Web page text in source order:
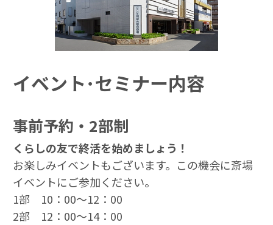
イベント･セミナー内容
事前予約・2部制
くらしの友で終活を始めましょう！
お楽しみイベントもございます。この機会に斎場
イベントにご参加ください。
1部 10：00～12：00
2部 12：00～14：00